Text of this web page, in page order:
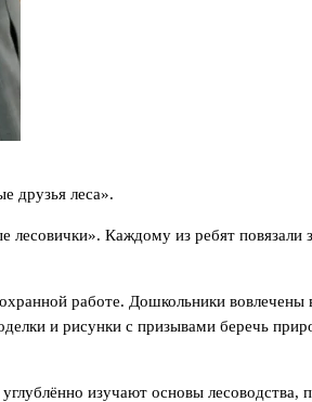
друзья леса».
Каждому из ребят повязали
работе. Дошкольники вовлечены
и рисунки с призывами беречь
изучают основы лесоводства,